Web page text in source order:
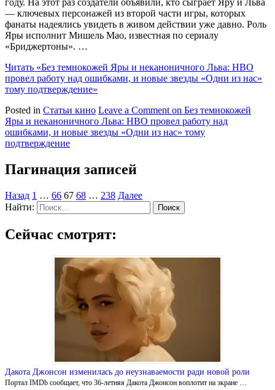
году. На этот раз создатели объявили, кто сыграет Яру и Льва
— ключевых персонажей из второй части игры, которых
фанаты надеялись увидеть в живом действии уже давно. Роль
Яры исполнит Мишель Мао, известная по сериалу
«Бриджертоны». …
Читать «Без темнокожей Яры и неканоничного Льва: HBO
провел работу над ошибками, и новые звезды «Одни из нас»
тому подтверждение»
Posted in Статьи кино Leave a Comment on Без темнокожей
Яры и неканоничного Льва: HBO провел работу над
ошибками, и новые звезды «Одни из нас» тому
подтверждение
Пагинация записей
Назад 1 … 66 67 68 … 238 Далее
Найти:
Сейчас смотрят:
Дакота Джонсон изменилась до неузнаваемости ради новой роли
Портал IMDb сообщает, что 36-летняя Дакота Джонсон воплотит на экране …